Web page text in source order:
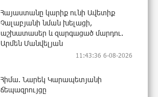
Հայաստանը կարիք ունի Ավետիք
Չալաբյանի նման խելացի,
աշխատասեր և զարգացած մարդու.
Արմեն Մանվելյան
11:43:36 6-08-2026
Հիմա. Նարեկ Կարապետյանի
ճեպազրույցը